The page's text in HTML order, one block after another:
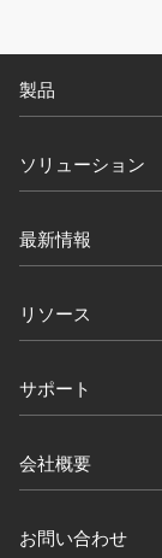
製品
ソリューション
最新情報
リソース
サポート
会社概要
お問い合わせ